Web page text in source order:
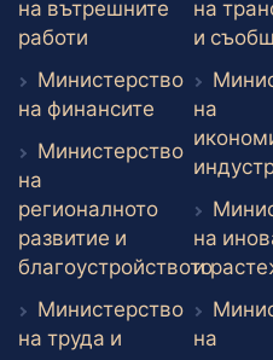
на вътрешните
работи Външен линк
Министерство
на финансите Външен линк
Министерство
на
регионалното
развитие и
благоустройството
Външен линк
Министерство
на труда и
на
и
на
на
и
на